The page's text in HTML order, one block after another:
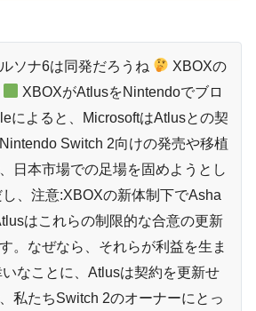
料プレイは終了。Steamでは7月24
07/19
記念セールは7月31日まで。655円
07/19
SSDはどっち？保存・起動できる
07/18
ケースは何枚入りがいい？12枚・24
ソナ6は同発だろうね
XBOXの
XBOXがAtlusをNintendoでブロ
によると、MicrosoftはAtlusとの契
Switch 2向けの発売や移植
日本市場での足場を固めようとし
、注意:XBOXの新体制下でAsha
はこれらの制限的な合意の更新
。なぜなら、それらが利益を生ま
なことに、Atlusは契約を更新せ
私たちSwitch 2のオーナーにとっ